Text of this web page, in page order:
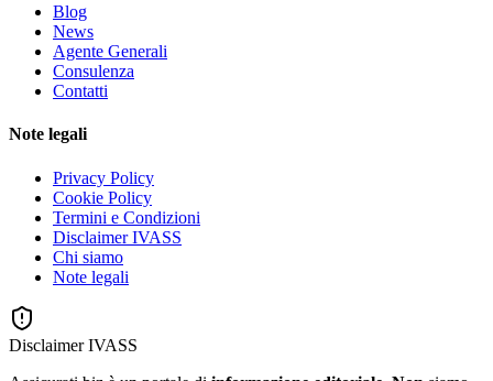
Blog
News
Agente Generali
Consulenza
Contatti
Note legali
Privacy Policy
Cookie Policy
Termini e Condizioni
Disclaimer IVASS
Chi siamo
Note legali
Disclaimer IVASS